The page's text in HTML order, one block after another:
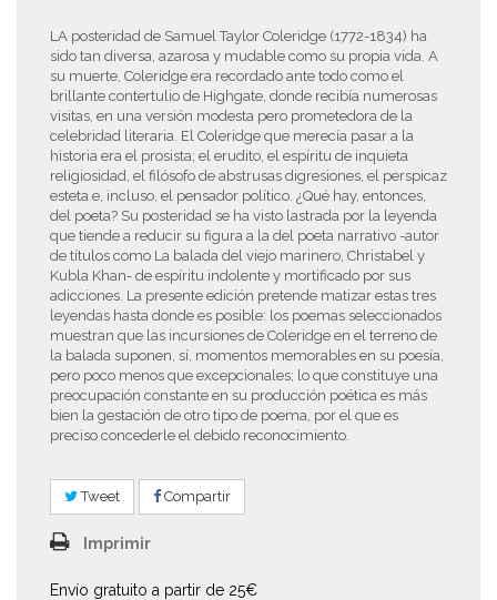
LA posteridad de Samuel Taylor Coleridge (1772-1834) ha
sido tan diversa, azarosa y mudable como su propia vida. A
su muerte, Coleridge era recordado ante todo como el
brillante contertulio de Highgate, donde recibía numerosas
visitas, en una versión modesta pero prometedora de la
celebridad literaria. El Coleridge que merecía pasar a la
historia era el prosista; el erudito, el espíritu de inquieta
religiosidad, el filósofo de abstrusas digresiones, el perspicaz
esteta e, incluso, el pensador político. ¿Qué hay, entonces,
del poeta? Su posteridad se ha visto lastrada por la leyenda
que tiende a reducir su figura a la del poeta narrativo -autor
de títulos como La balada del viejo marinero, Christabel y
Kubla Khan- de espíritu indolente y mortificado por sus
adicciones. La presente edición pretende matizar estas tres
leyendas hasta donde es posible: los poemas seleccionados
muestran que las incursiones de Coleridge en el terreno de
la balada suponen, sí, momentos memorables en su poesía,
pero poco menos que excepcionales; lo que constituye una
preocupación constante en su producción poética es más
bien la gestación de otro tipo de poema, por el que es
preciso concederle el debido reconocimiento.
Tweet Compartir
Imprimir
Envío gratuito a partir de 25€